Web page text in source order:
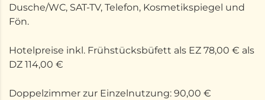
Dusche/WC, SAT-TV, Telefon, Kosmetikspiegel und
Fön.
Hotelpreise inkl. Frühstücksbüfett als EZ 78,00 € als
DZ 114,00 €
Doppelzimmer zur Einzelnutzung: 90,00 €